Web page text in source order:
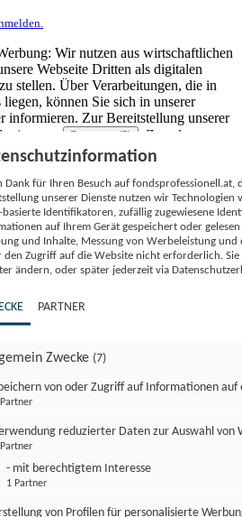
Wir nutzen aus wirtschaftlichen
Webseite Dritten als digitalen
stellen. Über Verarbeitungen, die in
können Sie sich in unserer
informieren. Zur Bereitstellung unserer
von
Partnern (5)
. Zwecke:
Inhalte, Messung von Werbeleistung
sowie Zielgruppenforschung.
Online-Kennungen (z. B. login-
generierte Kennungen,
können zusammen mit anderen
und Browserinformationen,
Technologien usw.) auf
von dort ausgelesen werden, um es
wenn es eine App oder einer Webseite
oder mehrere der hier aufgeführten
Dank für Ihren Besuch auf
unserer Dienste nutzen wir Technologien
basierte Identifikatoren, zufällig zugewiesene
auf Ihrem Gerät gespeichert oder
und Inhalte, Messung von Werbeleistung
den Zugriff auf die Website nicht erforderlich.
ändern, oder später jederzeit via
PARTNER
Zwecke (7)
von oder Zugriff auf Informationen auf
reduzierter Daten zur Auswahl von
- mit berechtigtem Interesse
1 Partner
von Profilen für personalisierte